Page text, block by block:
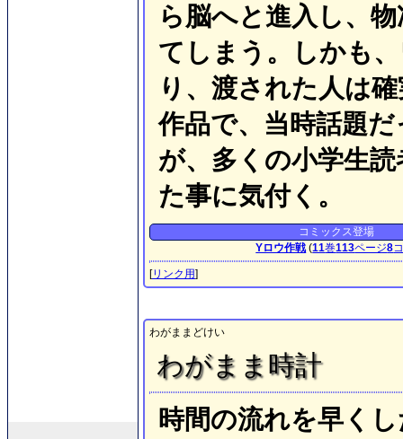
ら脳へと進入し、
てしまう。しかも
り、渡された人は
作品で、当時話題
が、多くの小学生
た事に気付く。
コミックス登場
Yロウ作戦 (11巻113ページ8
[リンク用]
わがままどけい
わがまま時計
時間の流れを早く